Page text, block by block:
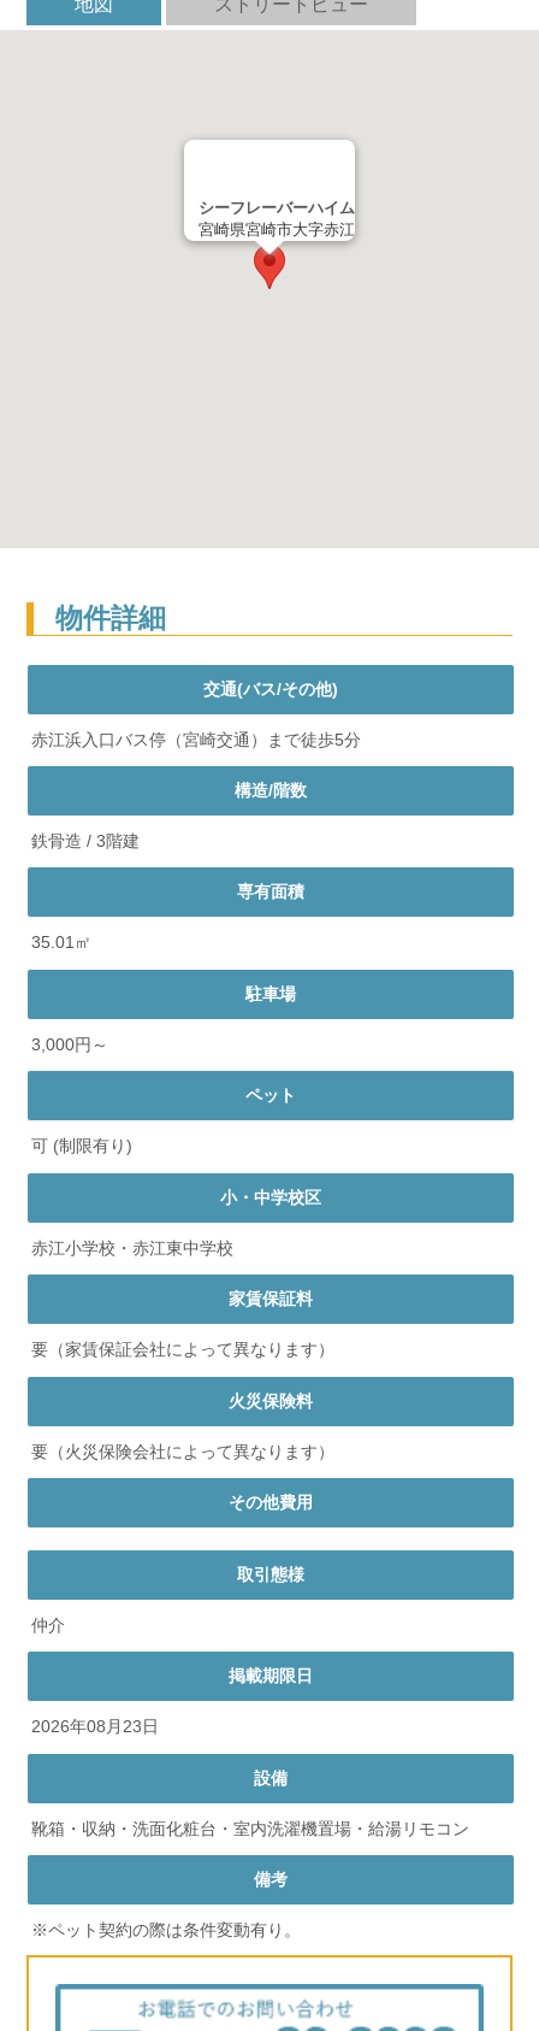
地図 ストリートビュー
シーフレーバーハイム
宮崎県宮崎市大字赤江
物件詳細
交通(バス/その他)
赤江浜入口バス停（宮崎交通）まで徒歩5分
構造/階数
鉄骨造 / 3階建
専有面積
35.01㎡
駐車場
3,000円～
ペット
可 (制限有り)
小・中学校区
赤江小学校・赤江東中学校
家賃保証料
要（家賃保証会社によって異なります）
火災保険料
要（火災保険会社によって異なります）
その他費用
取引態様
仲介
掲載期限日
2026年08月23日
設備
靴箱・収納・洗面化粧台・室内洗濯機置場・給湯リモコン
備考
※ペット契約の際は条件変動有り。